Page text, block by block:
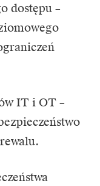
dostępu –
IT i OT –